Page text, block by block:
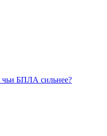
чьи БПЛА сильнее?